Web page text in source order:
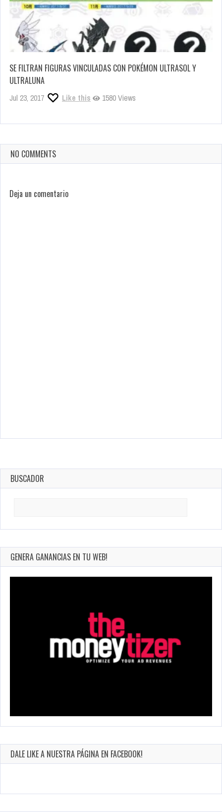
SE FILTRAN FIGURAS VINCULADAS CON POKÉMON ULTRASOL Y
ULTRALUNA
Jul 23, 2017 Like this 1580 Views
NO COMMENTS
Deja un comentario
BUSCADOR
GENERA GANANCIAS EN TU WEB!
DALE LIKE A NUESTRA PÁGINA EN FACEBOOK!